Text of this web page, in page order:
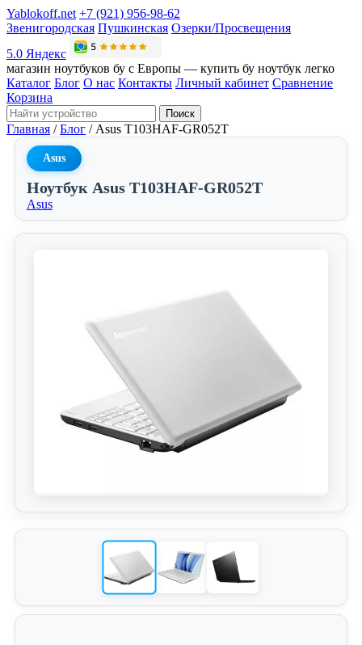
Yablokoff.net +7 (921) 956-98-62
Звенигородская Пушкинская Озерки/Просвещения
5.0 Яндекс
магазин ноутбуков бу с Европы — купить бу ноутбук легко
Каталог Блог О нас Контакты Личный кабинет Сравнение
Корзина
Поиск
Главная / Блог / Asus T103HAF-GR052T
Asus
Ноутбук Asus T103HAF-GR052T
Asus